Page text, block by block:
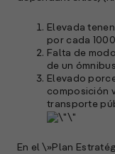
Elevada
por cada
Falta de
de un
Elevado
composición
transporte
En el \»Plan